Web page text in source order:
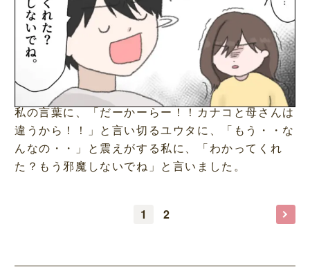
私の言葉に、「だーかーらー！！カナコと母さんは
違うから！！」と言い切るユウタに、「もう・・な
んなの・・」と震えがする私に、「わかってくれ
た？もう邪魔しないでね」と言いました。
1 2